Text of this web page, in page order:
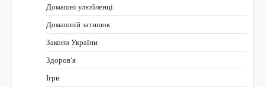
Домашні улюбленці
Домашній затишок
Закони України
Здоров'я
Ігри